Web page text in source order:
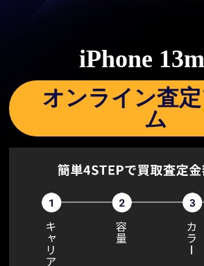
iPhone
オンライン査
ム